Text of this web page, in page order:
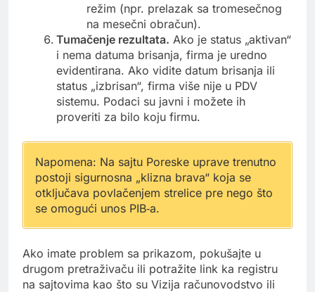
režim (npr. prelazak sa tromesečnog
na mesečni obračun).
Tumačenje rezultata. Ako je status „aktivan“
i nema datuma brisanja, firma je uredno
evidentirana. Ako vidite datum brisanja ili
status „izbrisan“, firma više nije u PDV
sistemu. Podaci su javni i možete ih
proveriti za bilo koju firmu.
Napomena: Na sajtu Poreske uprave trenutno
postoji sigurnosna „klizna brava“ koja se
otključava povlačenjem strelice pre nego što
se omogući unos PIB‑a.
Ako imate problem sa prikazom, pokušajte u
drugom pretraživaču ili potražite link ka registru
na sajtovima kao što su Vizija računovodstvo ili